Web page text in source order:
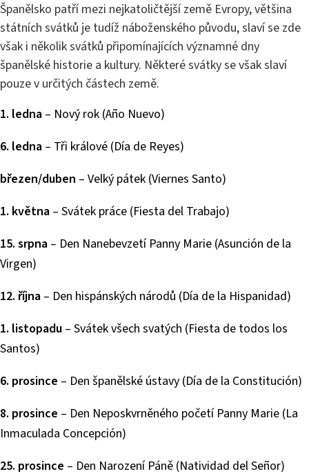
Španělsko patří mezi nejkatoličtější země Evropy, většina
státních svátků je tudíž náboženského původu, slaví se zde
však i několik svátků připomínajících významné dny
španělské historie a kultury. Některé svátky se však slaví
pouze v určitých částech země.
1. ledna – Nový rok (Año Nuevo)
6. ledna – Tři králové (Día de Reyes)
březen/duben – Velký pátek (Viernes Santo)
1. května – Svátek práce (Fiesta del Trabajo)
15. srpna – Den Nanebevzetí Panny Marie (Asunción de la
Virgen)
12. října – Den hispánských národů (Día de la Hispanidad)
1. listopadu – Svátek všech svatých (Fiesta de todos los
Santos)
6. prosince – Den španělské ústavy (Día de la Constitución)
8. prosince – Den Neposkvrněného početí Panny Marie (La
Inmaculada Concepción)
25. prosince – Den Narození Páně (Natividad del Señor)